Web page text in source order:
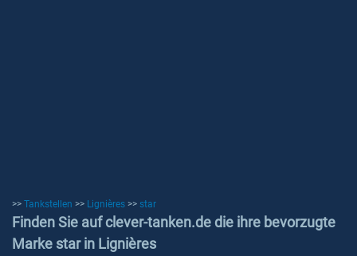
>> Tankstellen >> Lignières >> star
Finden Sie auf clever-tanken.de die ihre bevorzugte
Marke star in Lignières